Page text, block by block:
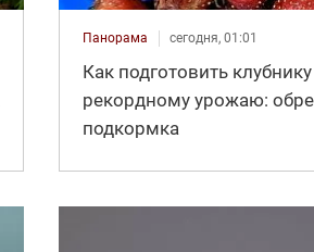
Панорама сегодня, 01:01
Как подготовить клубнику
рекордному урожаю:
подкормка